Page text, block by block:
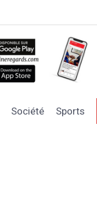
Société Sports